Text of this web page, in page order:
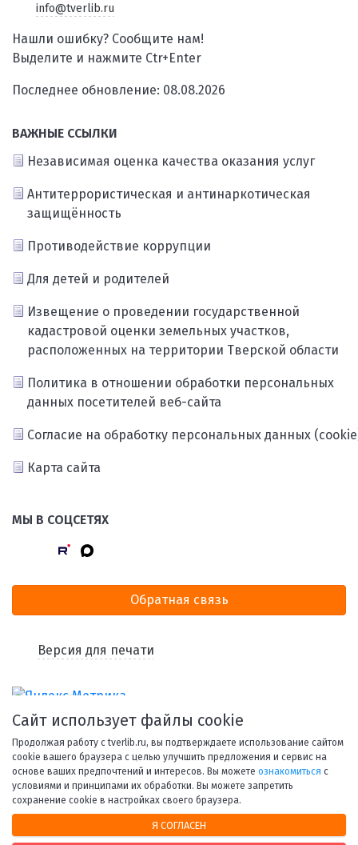
info@tverlib.ru
Нашли ошибку? Сообщите нам!
Выделите и нажмите Ctr+Enter
Последнее обновление: 08.08.2026
ВАЖНЫЕ ССЫЛКИ
Независимая оценка качества оказания услуг
Антитеррористическая и антинаркотическая
защищённость
Противодействие коррупции
Для детей и родителей
Извещение о проведении государственной
кадастровой оценки земельных участков,
расположенных на территории Тверской области
Политика в отношении обработки персональных
данных посетителей веб-сайта
Согласие на обработку персональных данных
Карта сайта
МЫ В СОЦСЕТЯХ
Обратная связь
Версия для печати
© 1998-2026 Тверская областная библиотека им. А. М.
Горького.
При использовании материалов сайта ссылка на
Сайт использует файлы cookie
Продолжая работу с tverlib.ru, вы подтверждаете использование сайтом
cookie вашего браузера с целью улучшить предложения и сервис на
основе ваших предпочтений и интересов. Вы можете ознакомиться с
условиями и принципами их обработки. Вы можете запретить
сохранение cookie в настройках своего браузера.
Я СОГЛАСЕН